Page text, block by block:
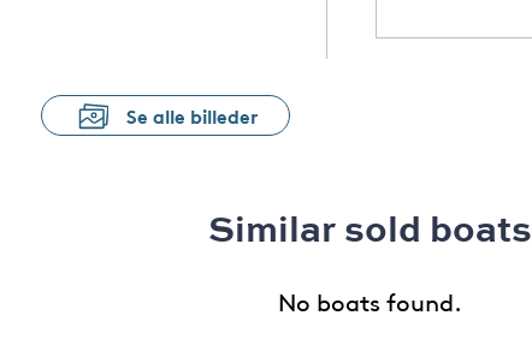
Se alle billeder
Similar sold boats
No boats found.